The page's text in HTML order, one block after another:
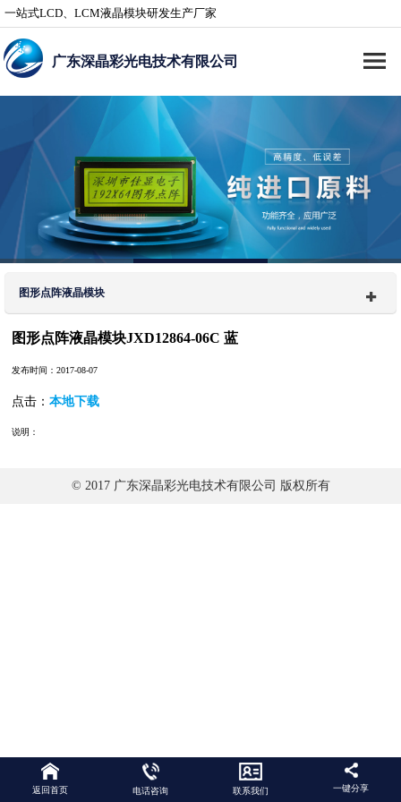
一站式LCD、LCM液晶模块研发生产厂家
广东深晶彩光电技术有限公司
图形点阵液晶模块
图形点阵液晶模块JXD12864-06C 蓝
发布时间：2017-08-07
点击：本地下载
说明：
© 2017 广东深晶彩光电技术有限公司 版权所有
返回首页 电话咨询 联系我们 一键分享